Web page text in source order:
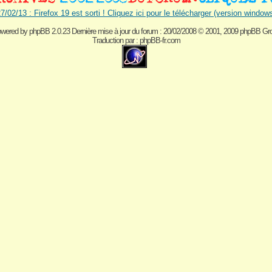
02/13 : Firefox 19 est sorti ! Cliquez ici pour le télécharger (version
byphpBB 2.0.23 Dernière mise à jour du forum : 20/02/2008© 2001, 2009 phpBB
Traduction par : phpBB-fr.com